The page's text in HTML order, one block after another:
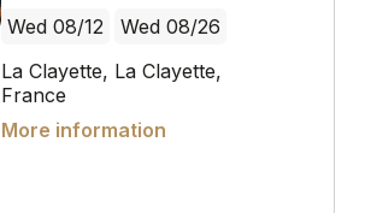
Wed 08/12
Wed 08/26
La Clayette, La Clayette,
France
More information